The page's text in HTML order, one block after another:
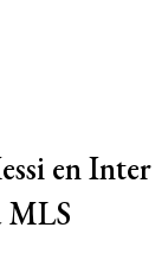
en Inter
MLS